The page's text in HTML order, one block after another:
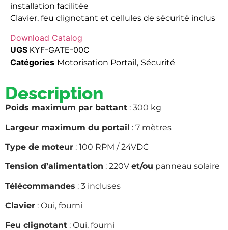
installation facilitée
Clavier, feu clignotant et cellules de sécurité inclus
Download Catalog
UGS KYF-GATE-00C
Catégories Motorisation Portail , Sécurité
Description
Poids maximum par battant : 300 kg
Largeur maximum du portail : 7 mètres
Type de moteur : 100 RPM / 24VDC
Tension d’alimentation : 220V et/ou panneau solaire
Télécommandes : 3 incluses
Clavier : Oui, fourni
Feu clignotant : Oui, fourni